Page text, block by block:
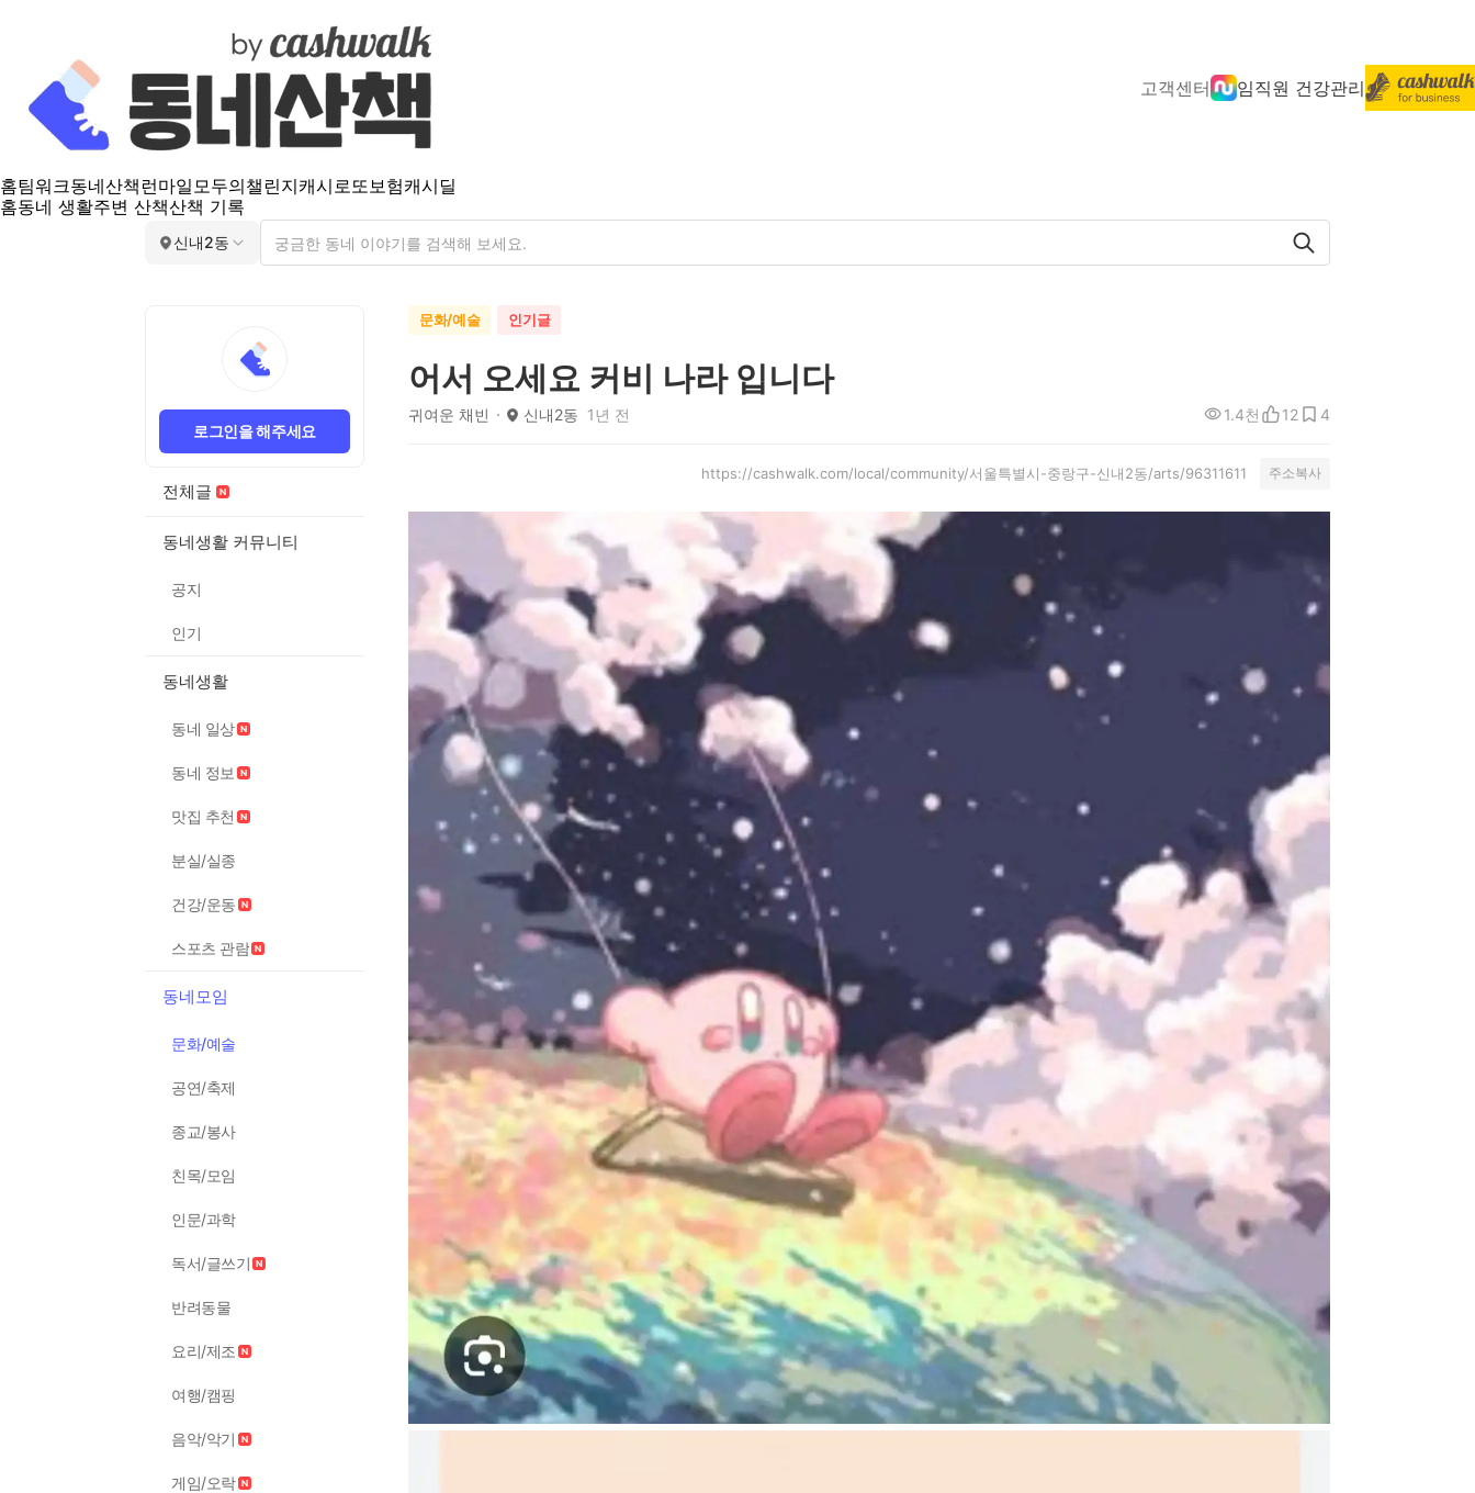
고객센터 임직원 건강관리
홈팀워크동네산책 런마일모두의챌린지캐시로또보험캐시딜
홈동네 생활주변 산책산책 기록
신내2동
로그인을 해주세요
전체글
동네생활 커뮤니티
공지
인기
동네생활
동네 일상
동네 정보
맛집 추천
분실/실종
건강/운동
스포츠 관람
동네모임
문화/예술
공연/축제
종교/봉사
친목/모임
인문/과학
독서/글쓰기
반려동물
요리/제조
여행/캠핑
음악/악기
게임/오락
문화/예술 인기글
어서 오세요 커비 나라 입니다
귀여운 채빈 신내2동 1년 전 1.4천 12 4
https://cashwalk.com/local/community/서울특별시-중랑구-신내2동/arts/96311611 주소복사